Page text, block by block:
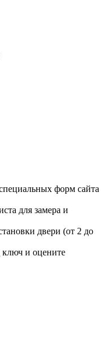
форм сайта
для замера и
двери (от 2 до
ключ и оцените